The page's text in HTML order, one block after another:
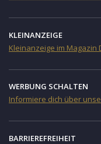
KLEINANZEIGE
Kleinanzeige im Magazin
WERBUNG SCHALTEN
Informiere dich über
BARRIEREFREIHEIT